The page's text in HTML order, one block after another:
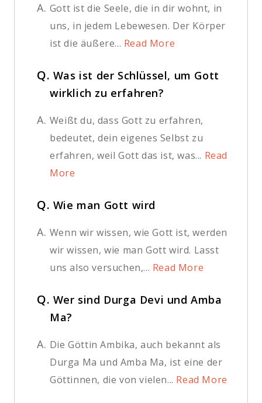
A. Gott ist die Seele, die in dir wohnt, in
uns, in jedem Lebewesen. Der Körper
ist die äußere... Read More
Q. Was ist der Schlüssel, um Gott
wirklich zu erfahren?
A. Weißt du, dass Gott zu erfahren,
bedeutet, dein eigenes Selbst zu
erfahren, weil Gott das ist, was... Read
More
Q. Wie man Gott wird
A. Wenn wir wissen, wie Gott ist, werden
wir wissen, wie man Gott wird. Lasst
uns also versuchen,... Read More
Q. Wer sind Durga Devi und Amba
Ma?
A. Die Göttin Ambika, auch bekannt als
Durga Ma und Amba Ma, ist eine der
Göttinnen, die von vielen... Read More